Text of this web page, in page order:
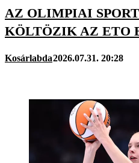
AZ OLIMPIAI
KÖLTÖZIK AZ ETO
Kosárlabda2026.07.31. 20:28